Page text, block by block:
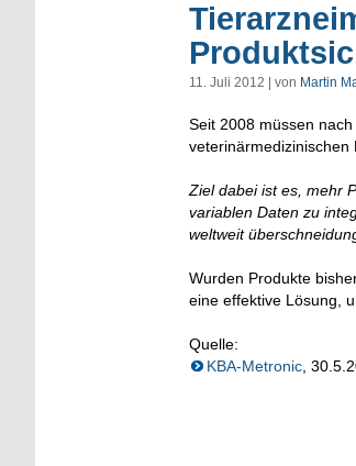
11. Juli 2012 | von Martin
Seit 2008 müssen
veterinärmedizinischen
Ziel dabei ist es, mehr
variablen Daten zu
weltweit
Wurden Produkte
eine effektive Lösung,
Quelle:
KBA-Metronic ,